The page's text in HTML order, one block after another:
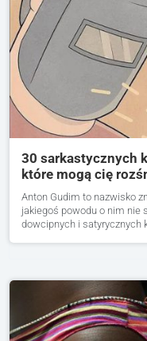
30 sarkastycznych
które mogą cię
Anton Gudim to nazwisko
jakiegoś powodu o nim nie
dowcipnych i satyrycznych